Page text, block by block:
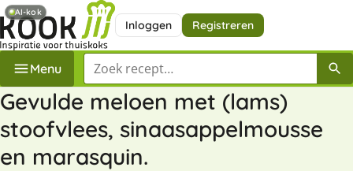
Inloggen Registreren
Menu Zoek een recept
Gevulde meloen met (lams)
stoofvlees, sinaasappelmousse
en marasquin.
AI-kok